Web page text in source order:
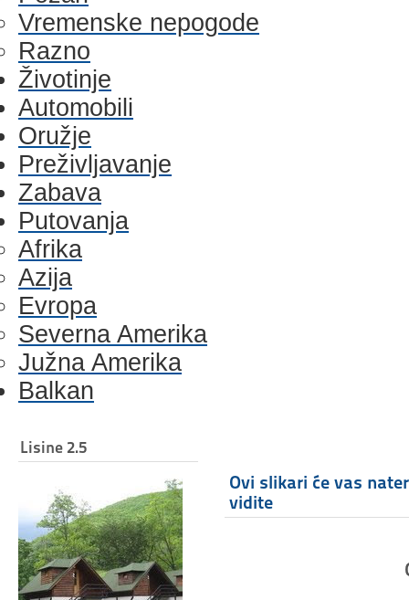
Vremenske nepogode
Razno
Životinje
Automobili
Oružje
Preživljavanje
Zabava
Putovanja
Afrika
Azija
Evropa
Severna Amerika
Južna Amerika
Balkan
Lisine 2.5
Ovi slikari će vas
vidite